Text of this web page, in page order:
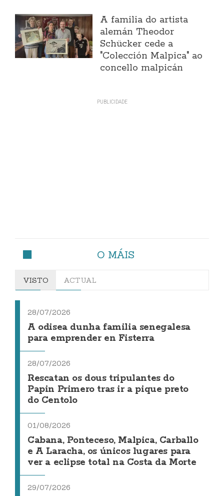
A familia do artista
alemán Theodor
Schücker cede a
"Colección Malpica" ao
concello malpicán
O MÁIS
VISTO ACTUAL
28/07/2026
A odisea dunha familia senegalesa
para emprender en Fisterra
28/07/2026
Rescatan os dous tripulantes do
Papin Primero tras ir a pique preto
do Centolo
01/08/2026
Cabana, Ponteceso, Malpica, Carballo
e A Laracha, os únicos lugares para
ver a eclipse total na Costa da Morte
29/07/2026